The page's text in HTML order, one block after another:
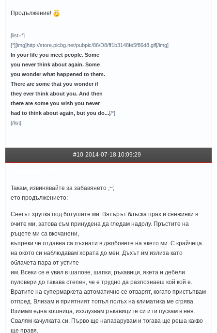
Продължение!
[list=*]
[*][img]http://store.picbg.net/pubpic/86/D8/ff1b3148fe5f86d8.gif[/img]
In your life you meet people. Some
you never think about again. Some
you wonder what happened to them.
There are some that you wonder if
they ever think about you. And then
there are some you wish you never
had to think about again, but you do...[/*]
[/list]
#10 2014-07-18 10:09:29
Такам, извинявайте за забавянето ;~;
ето продължението:
Снегът хрупка под ботушите ми. Вятърът блъска прах и снежинки в
очите ми, затова съм принудена да гледам надолу. Пръстите на
ръцете ми са вкочанени,
въпреки че отдавна са пъхнати в джобовете на якето ми. С крайчеца
на окото си наблюдавам хората до мен. Дъхът им излиза като
облачета пара от устите
им. Всеки се е увил в шалове, шапки, ръкавици, якета и дебели
пуловери до такава степен, че е трудно да разпознаеш кой кой е.
Вратите на супермаркета автоматично се отварят, когато пристъпвам
отпред. Влизам и приятният топъл полъх на климатика ме сгрява.
Взимам една кошница, изхлузвам ръкавиците си и ги пускам в нея.
Свалям качулката си. Първо ще напазарувам и тогава ще реша какво
ще правя.